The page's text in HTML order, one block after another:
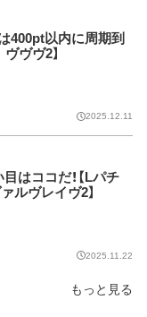
400pt以内に周期到
ヴヴ2】
2025.12.11
はココだ！【Lパチ
ルヴレイヴ2】
2025.11.22
もっと見る